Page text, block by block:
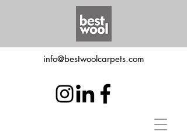
info@bestwoolcarpets.com